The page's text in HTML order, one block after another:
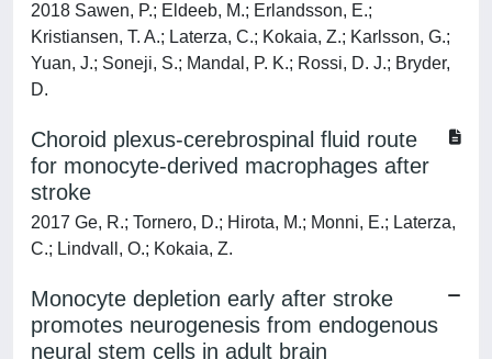
2018 Sawen, P.; Eldeeb, M.; Erlandsson, E.;
Kristiansen, T. A.; Laterza, C.; Kokaia, Z.; Karlsson, G.;
Yuan, J.; Soneji, S.; Mandal, P. K.; Rossi, D. J.; Bryder,
D.
Choroid plexus-cerebrospinal fluid route
for monocyte-derived macrophages after
stroke
2017 Ge, R.; Tornero, D.; Hirota, M.; Monni, E.; Laterza,
C.; Lindvall, O.; Kokaia, Z.
Monocyte depletion early after stroke
promotes neurogenesis from endogenous
neural stem cells in adult brain